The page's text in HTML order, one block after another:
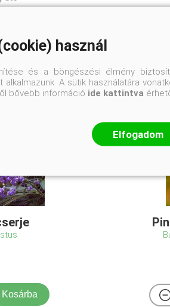
Kosárba
használ
és a böngészési élmény
A sütik használatára
bővebb információ ide kattintva
Elfogadom